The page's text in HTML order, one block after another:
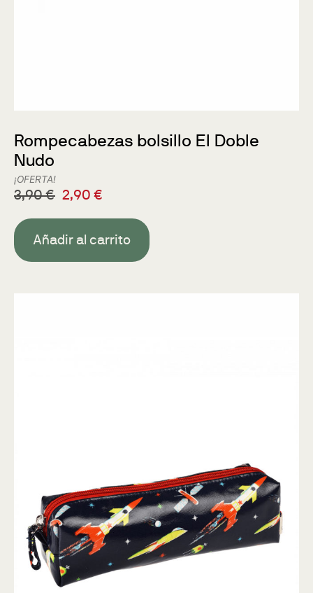
¡OFERTA!
Rompecabezas bolsillo El Doble
Nudo
3,90€ 2,90 €
Añadir al carrito